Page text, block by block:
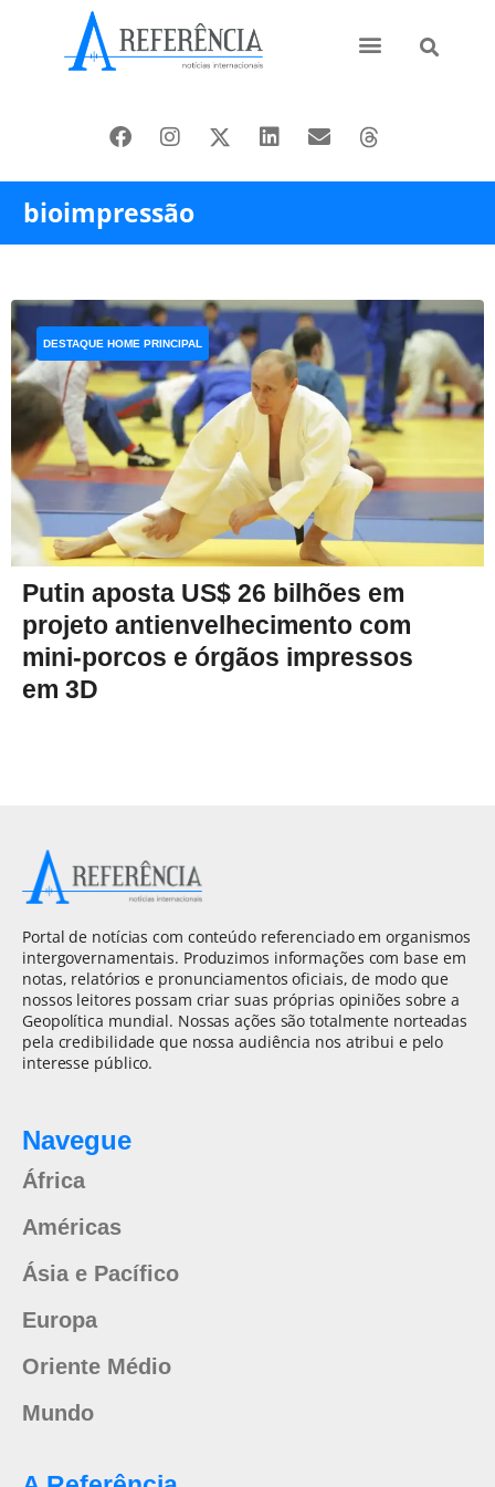
bioimpressão
Putin aposta US$ 26 bilhões em
projeto antienvelhecimento com
mini-porcos e órgãos impressos
em 3D
DESTAQUE HOME PRINCIPAL
Portal de notícias com conteúdo referenciado em organismos
intergovernamentais. Produzimos informações com base em
notas, relatórios e pronunciamentos oficiais, de modo que
nossos leitores possam criar suas próprias opiniões sobre a
Geopolítica mundial. Nossas ações são totalmente norteadas
pela credibilidade que nossa audiência nos atribui e pelo
interesse público.
Navegue
África
Américas
Ásia e Pacífico
Europa
Oriente Médio
Mundo